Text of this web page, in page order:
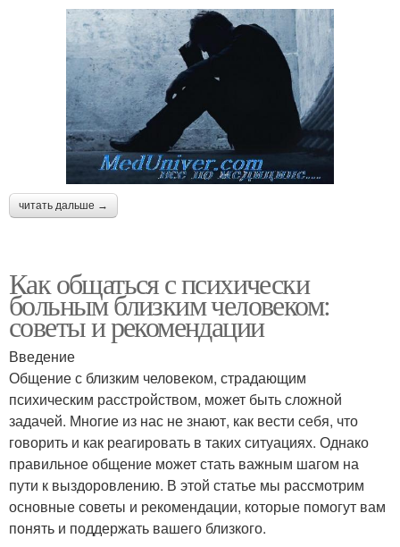
читать дальше →
Как общаться с психически
больным близким человеком:
советы и рекомендации
Введение
Общение с близким человеком, страдающим
психическим расстройством, может быть сложной
задачей. Многие из нас не знают, как вести себя, что
говорить и как реагировать в таких ситуациях. Однако
правильное общение может стать важным шагом на
пути к выздоровлению. В этой статье мы рассмотрим
основные советы и рекомендации, которые помогут вам
понять и поддержать вашего близкого.